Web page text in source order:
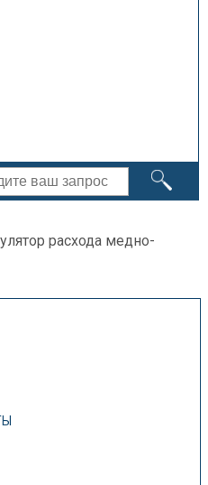
расхода медно-